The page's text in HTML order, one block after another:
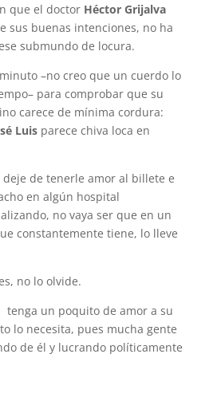
que el doctor Héctor Grijalva
sus buenas intenciones, no ha
submundo de locura.
–no creo que un cuerdo lo
para comprobar que su
carece de mínima cordura:
Luis parece chiva loca en
deje de tenerle amor al billete e
en algún hospital
no vaya ser que en un
constantemente tiene, lo lleve
no lo olvide.
tenga un poquito de amor a su
lo necesita, pues mucha gente
de él y lucrando políticamente